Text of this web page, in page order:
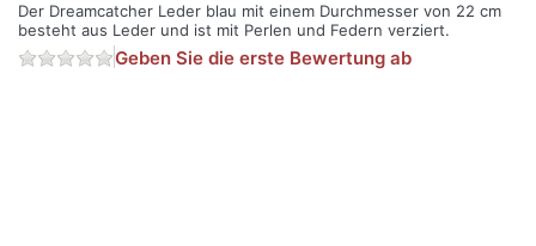
Der Dreamcatcher Leder blau mit einem Durchmesser von 22 cm
besteht aus Leder und ist mit Perlen und Federn verziert.
Geben Sie die erste Bewertung ab